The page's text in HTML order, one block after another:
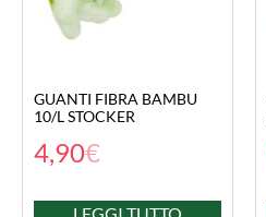
GUANTI FIBRA BAMBU
10/L STOCKER
4,90€